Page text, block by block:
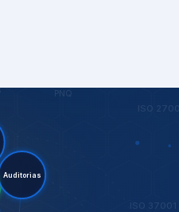
ISO 14001
KEY
GESTÃO